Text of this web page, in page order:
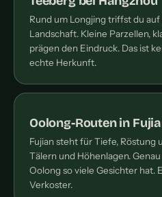
Rund um Longjing triffst du
Landschaft. Kleine Parzellen,
prägen den Eindruck. Das ist
echte Herkunft.
Oolong-Routen in
Fujian steht für Tiefe, Röstung
Tälern und Höhenlagen.
Oolong so viele Gesichter hat.
Verkoster.